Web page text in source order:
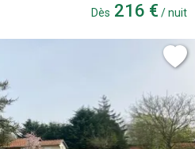
Dès 216 € / nuit